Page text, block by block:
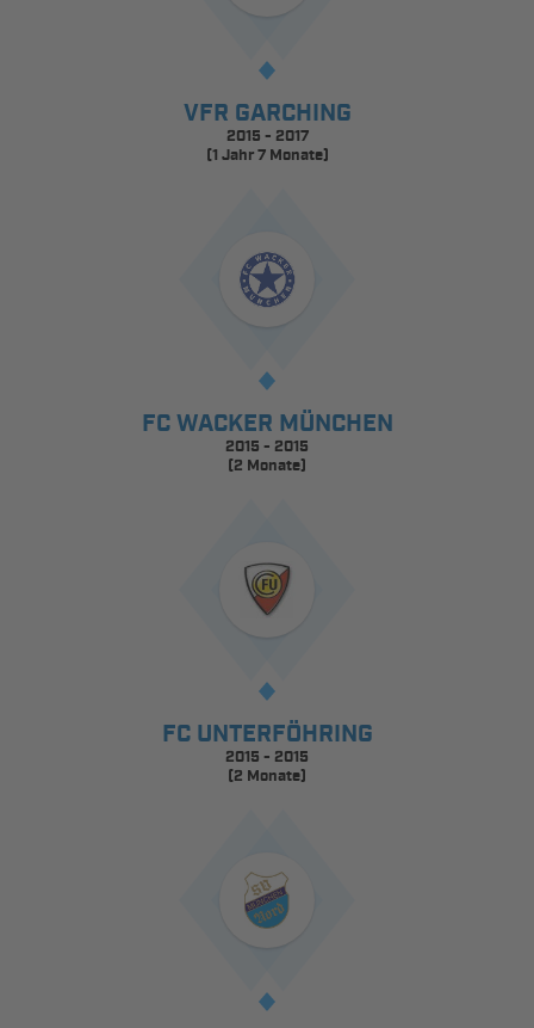
VFR GARCHING
2015 - 2017
(1 Jahr 7 Monate)
FC WACKER MÜNCHEN
2015 - 2015
(2 Monate)
FC UNTERFÖHRING
2015 - 2015
(2 Monate)